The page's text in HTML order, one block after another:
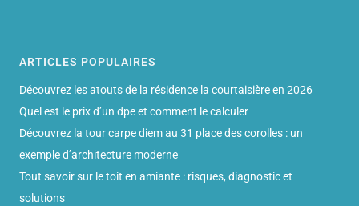
ARTICLES POPULAIRES
Découvrez les atouts de la résidence la courtaisière en 2026
Quel est le prix d’un dpe et comment le calculer
Découvrez la tour carpe diem au 31 place des corolles : un
exemple d’architecture moderne
Tout savoir sur le toit en amiante : risques, diagnostic et
solutions